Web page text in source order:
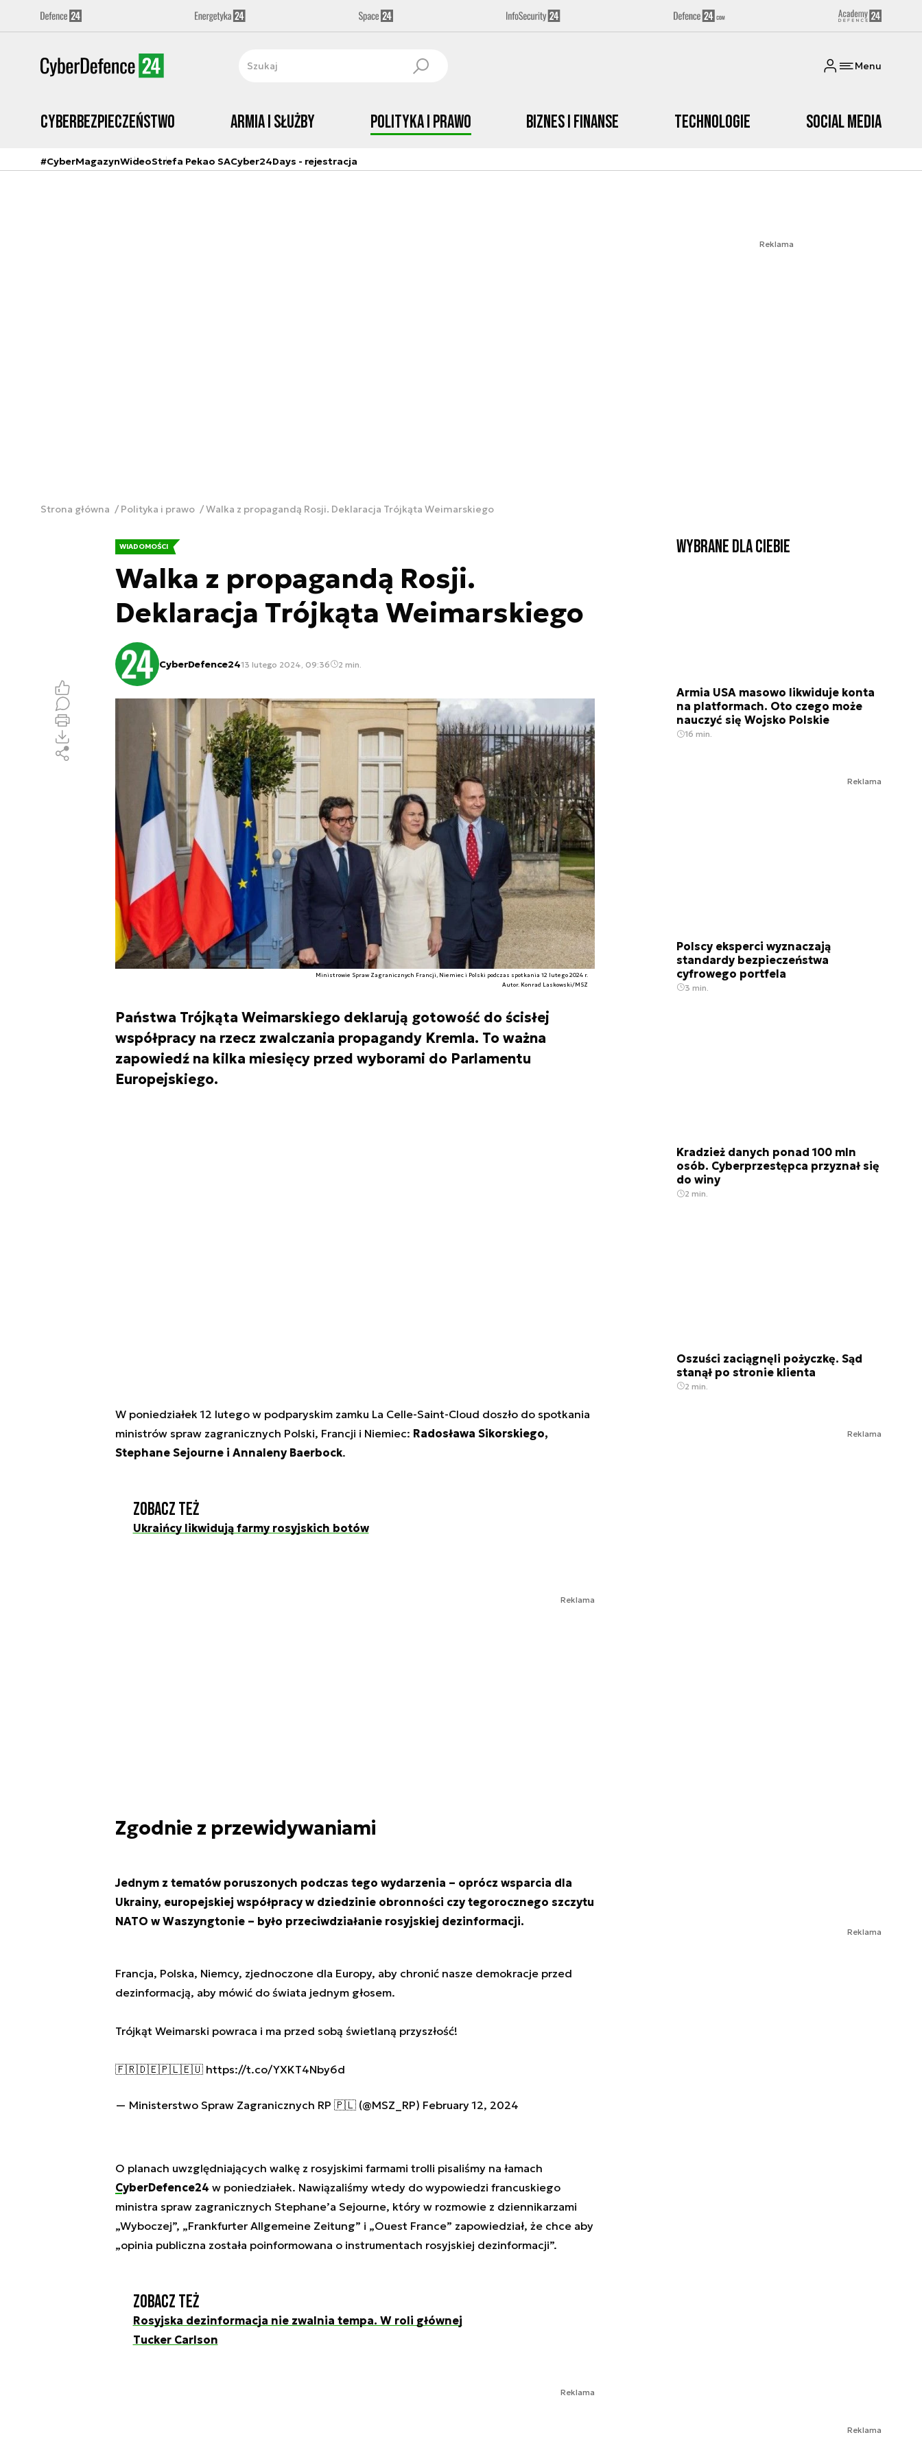
Menu
Cyberbezpieczeństwo Armia i Służby Polityka i prawo Biznes i Finanse Technologie Social media
#CyberMagazynWideoStrefa Pekao SACyber24Days - rejestracja
Reklama
Strona główna Polityka i prawo Walka z propagandą Rosji. Deklaracja Trójkąta Weimarskiego
WIADOMOŚCI
Walka z propagandą Rosji.
Deklaracja Trójkąta Weimarskiego
CyberDefence2413 lutego 2024, 09:36 2 min.
Ministrowie Spraw Zagranicznych Francji, Niemiec i Polski podczas spotkania 12 lutego 2024 r.
Autor. Konrad Laskowski/MSZ
Państwa Trójkąta Weimarskiego deklarują gotowość do ścisłej
współpracy na rzecz zwalczania propagandy Kremla. To ważna
zapowiedź na kilka miesięcy przed wyborami do Parlamentu
Europejskiego.
W poniedziałek 12 lutego w podparyskim zamku La Celle-Saint-Cloud doszło do spotkania
ministrów spraw zagranicznych Polski, Francji i Niemiec: Radosława Sikorskiego,
Stephane Sejourne i Annaleny Baerbock.
Zobacz też
Ukraińcy likwidują farmy rosyjskich botów
Reklama
Zgodnie z przewidywaniami
Jednym z tematów poruszonych podczas tego wydarzenia – oprócz wsparcia dla
Ukrainy, europejskiej współpracy w dziedzinie obronności czy tegorocznego szczytu
NATO w Waszyngtonie – było przeciwdziałanie rosyjskiej dezinformacji.
Francja, Polska, Niemcy, zjednoczone dla Europy, aby chronić nasze demokracje przed
dezinformacją, aby mówić do świata jednym głosem.
Trójkąt Weimarski powraca i ma przed sobą świetlaną przyszłość!
🇫🇷🇩🇪🇵🇱🇪🇺 https://t.co/YXKT4Nby6d
— Ministerstwo Spraw Zagranicznych RP 🇵🇱 (@MSZ_RP) February 12, 2024
O planach uwzględniających walkę z rosyjskimi farmami trolli pisaliśmy na łamach
CyberDefence24 w poniedziałek. Nawiązaliśmy wtedy do wypowiedzi francuskiego
ministra spraw zagranicznych Stephane’a Sejourne, który w rozmowie z dziennikarzami
„Wyboczej”, „Frankfurter Allgemeine Zeitung” i „Ouest France” zapowiedział, że chce aby
„opinia publiczna została poinformowana o instrumentach rosyjskiej dezinformacji”.
Zobacz też
Rosyjska dezinformacja nie zwalnia tempa. W roli głównej
Tucker Carlson
Reklama
Wybrane dla Ciebie
Armia USA masowo likwiduje konta
na platformach. Oto czego może
nauczyć się Wojsko Polskie
16 min.
Reklama
Polscy eksperci wyznaczają
standardy bezpieczeństwa
cyfrowego portfela
3 min.
Kradzież danych ponad 100 mln
osób. Cyberprzestępca przyznał się
do winy
2 min.
Oszuści zaciągnęli pożyczkę. Sąd
stanął po stronie klienta
2 min.
Reklama
Reklama
Reklama